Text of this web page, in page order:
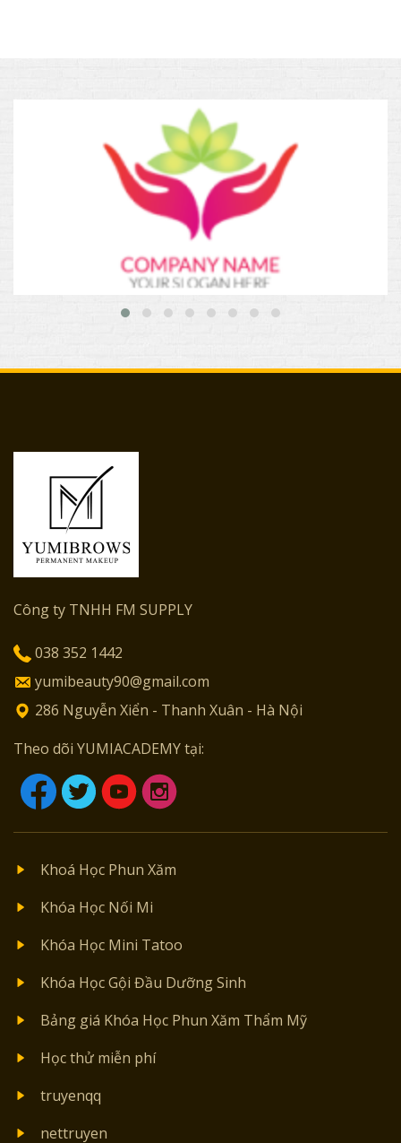
Công ty TNHH FM SUPPLY
038 352 1442
yumibeauty90@gmail.com
286 Nguyễn Xiển - Thanh Xuân - Hà Nội
Theo dõi YUMIACADEMY tại:
Khoá Học Phun Xăm
Khóa Học Nối Mi
Khóa Học Mini Tatoo
Khóa Học Gội Đầu Dưỡng Sinh
Bảng giá Khóa Học Phun Xăm Thẩm Mỹ
Học thử miễn phí
truyenqq
nettruyen